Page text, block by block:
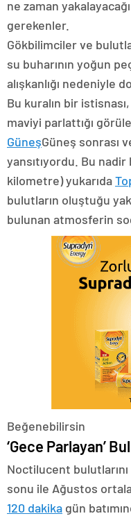
ne zaman
gerekenler.
Gökbilimciler ve
su buharının yoğun
alışkanlığı nedeniyle
Bu kuralın bir istisnası,
maviyi parlattığı
GüneşGüneş sonrası
yansıtıyordu. Bu
kilometre) yukarıda
bulutların oluştuğu
bulunan atmosferin
Beğenebilirsin
‘Gece Parlayan’
Noctilucent
sonu ile Ağustos
120 dakika gün